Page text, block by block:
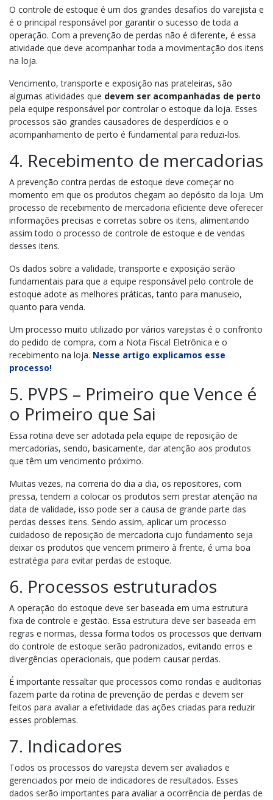
O controle de estoque é um dos grandes desafios do varejista e
é o principal responsável por garantir o sucesso de toda a
operação. Com a prevenção de perdas não é diferente, é essa
atividade que deve acompanhar toda a movimentação dos itens
na loja.
Vencimento, transporte e exposição nas prateleiras, são
algumas atividades que devem ser acompanhadas de perto
pela equipe responsável por controlar o estoque da loja. Esses
processos são grandes causadores de desperdícios e o
acompanhamento de perto é fundamental para reduzi-los.
4. Recebimento de mercadorias
A prevenção contra perdas de estoque deve começar no
momento em que os produtos chegam ao depósito da loja. Um
processo de recebimento de mercadoria eficiente deve oferecer
informações precisas e corretas sobre os itens, alimentando
assim todo o processo de controle de estoque e de vendas
desses itens.
Os dados sobre a validade, transporte e exposição serão
fundamentais para que a equipe responsável pelo controle de
estoque adote as melhores práticas, tanto para manuseio,
quanto para venda.
Um processo muito utilizado por vários varejistas é o confronto
do pedido de compra, com a Nota Fiscal Eletrônica e o
recebimento na loja. Nesse artigo explicamos esse
processo!
5. PVPS – Primeiro que Vence é
o Primeiro que Sai
Essa rotina deve ser adotada pela equipe de reposição de
mercadorias, sendo, basicamente, dar atenção aos produtos
que têm um vencimento próximo.
Muitas vezes, na correria do dia a dia, os repositores, com
pressa, tendem a colocar os produtos sem prestar atenção na
data de validade, isso pode ser a causa de grande parte das
perdas desses itens. Sendo assim, aplicar um processo
cuidadoso de reposição de mercadoria cujo fundamento seja
deixar os produtos que vencem primeiro à frente, é uma boa
estratégia para evitar perdas de estoque.
6. Processos estruturados
A operação do estoque deve ser baseada em uma estrutura
fixa de controle e gestão. Essa estrutura deve ser baseada em
regras e normas, dessa forma todos os processos que derivam
do controle de estoque serão padronizados, evitando erros e
divergências operacionais, que podem causar perdas.
É importante ressaltar que processos como rondas e auditorias
fazem parte da rotina de prevenção de perdas e devem ser
feitos para avaliar a efetividade das ações criadas para reduzir
esses problemas.
7. Indicadores
Todos os processos do varejista devem ser avaliados e
gerenciados por meio de indicadores de resultados. Esses
dados serão importantes para avaliar a ocorrência de perdas de